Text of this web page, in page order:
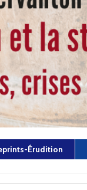
Érudition